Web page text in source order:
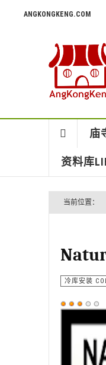
ANGKONGKENG.COM
庙
资料库
当前位置：
冷库安装
用
/5